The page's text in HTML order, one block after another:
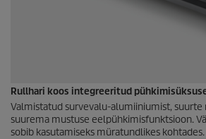
Rullhari koos integreeritud
Valmistatud survevalu-alumiiniumist, suurte
suurema mustuse eelpühkimisfunktsioon.
sobib kasutamiseks müratundlikes kohtades.